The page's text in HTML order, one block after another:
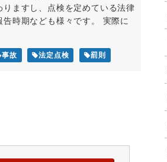
ますし、点検を定めている法律
告時期なども様々です。 実際に
事故 法定点検 罰則